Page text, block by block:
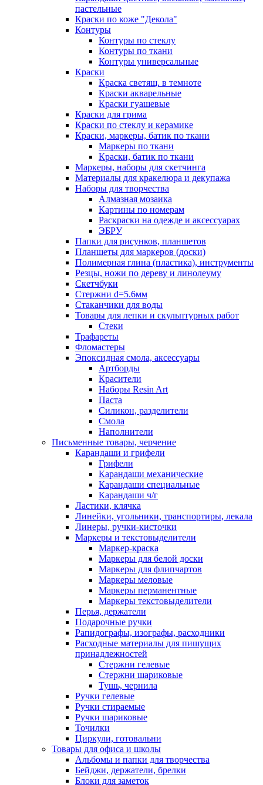
пастельные
Краски по коже "Декола"
Контуры
Контуры по стеклу
Контуры по ткани
Контуры универсальные
Краски
Краска светящ. в темноте
Краски акварельные
Краски гуашевые
Краски для грима
Краски по стеклу и керамике
Краски, маркеры, батик по ткани
Маркеры по ткани
Краски, батик по ткани
Маркеры, наборы для скетчинга
Материалы для кракелюра и декупажа
Наборы для творчества
Алмазная мозаика
Картины по номерам
Раскраски на одежде и аксессуарах
ЭБРУ
Папки для рисунков, планшетов
Планшеты для маркеров (доски)
Полимерная глина (пластика), инструменты
Резцы, ножи по дереву и линолеуму
Скетчбуки
Стержни d=5.6мм
Стаканчики для воды
Товары для лепки и скульптурных работ
Стеки
Трафареты
Фломастеры
Эпоксидная смола, аксессуары
Артборды
Красители
Наборы Resin Art
Паста
Силикон, разделители
Смола
Наполнители
Письменные товары, черчение
Карандаши и грифели
Грифели
Карандаши механические
Карандаши специальные
Карандаши ч/г
Ластики, клячка
Линейки, угольники, транспортиры, лекала
Линеры, ручки-кисточки
Маркеры и текстовыделители
Маркер-краска
Маркеры для белой доски
Маркеры для флипчартов
Маркеры меловые
Маркеры перманентные
Маркеры текстовыделители
Перья, держатели
Подарочные ручки
Рапидографы, изографы, расходники
Расходные материалы для пишущих
принадлежностей
Стержни гелевые
Стержни шариковые
Тушь, чернила
Ручки гелевые
Ручки стираемые
Ручки шариковые
Точилки
Циркули, готовальни
Товары для офиса и школы
Альбомы и папки для творчества
Бейджи, держатели, брелки
Блоки для заметок